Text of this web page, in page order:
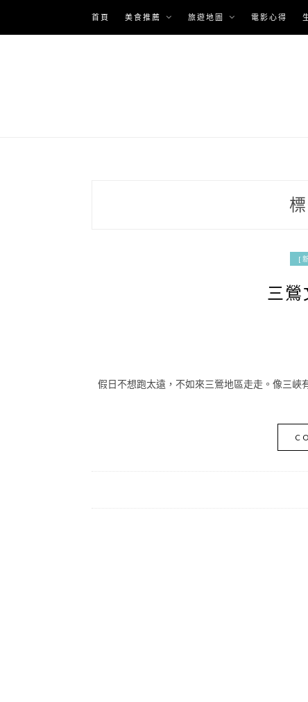
content
首頁 美食推薦 旅遊地圖 電影心得
[
三鶯
假日不想跑太遠，不如來三鶯地區走走。像三